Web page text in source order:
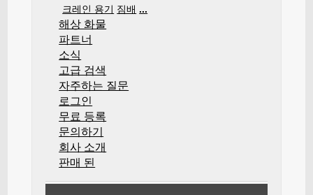
크레인 용기 짐배 ...
해상 화물
파트너
소식
고급 검색
자주하는 질문
로그인
무료 등록
문의하기
회사 소개
판매 된